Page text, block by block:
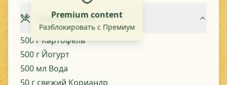
Premium content
Разблокировать с Премиум
Ingredients
500 г Картофель
500 г Йогурт
500 мл Вода
50 г свежий Кориандр